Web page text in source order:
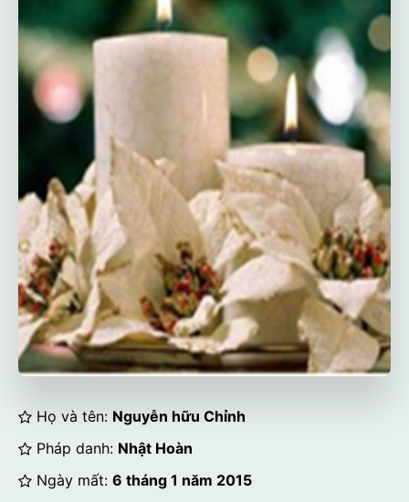
Họ và tên: Nguyễn hữu Chỉnh
Pháp danh: Nhật Hoàn
Ngày mất: 6 tháng 1 năm 2015